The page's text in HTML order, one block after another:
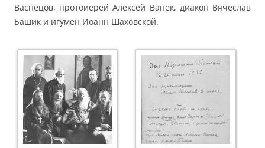
Васнецов, протоиерей Алексей Ванек, диакон Вячеслав
Башик и игумен Иоанн Шаховской.